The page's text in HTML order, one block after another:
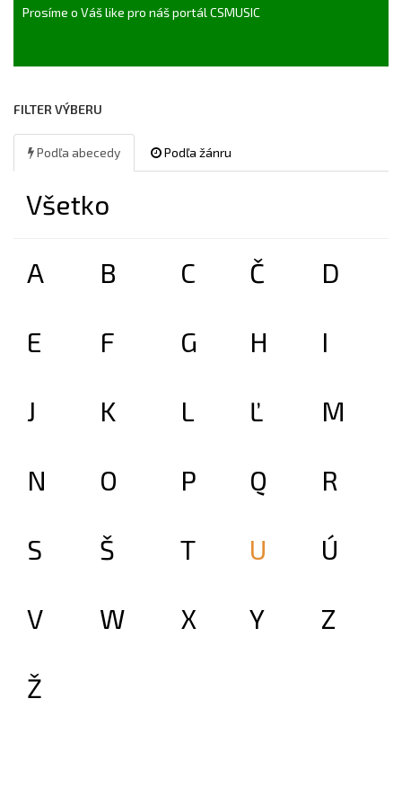
Prosíme o Váš like pro náš portál CSMUSIC
FILTER VÝBERU
Podľa abecedy Podľa žánru
Všetko
A B C Č D
E F G H I
J K L Ľ M
N O P Q R
S Š T U Ú
V W X Y Z
Ž